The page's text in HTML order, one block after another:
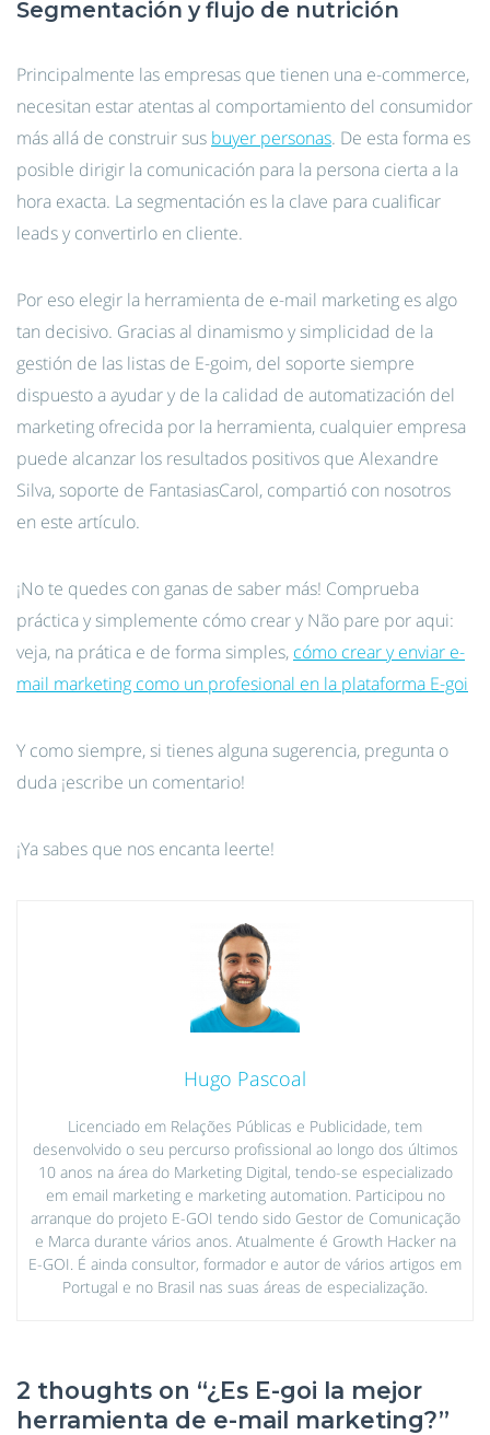
Segmentación y flujo de nutrición
Principalmente las empresas que tienen una e-commerce,
necesitan estar atentas al comportamiento del consumidor
más allá de construir sus buyer personas. De esta forma es
posible dirigir la comunicación para la persona cierta a la
hora exacta. La segmentación es la clave para cualificar
leads y convertirlo en cliente.
Por eso elegir la herramienta de e-mail marketing es algo
tan decisivo. Gracias al dinamismo y simplicidad de la
gestión de las listas de E-goim, del soporte siempre
dispuesto a ayudar y de la calidad de automatización del
marketing ofrecida por la herramienta, cualquier empresa
puede alcanzar los resultados positivos que Alexandre
Silva, soporte de FantasiasCarol, compartió con nosotros
en este artículo.
¡No te quedes con ganas de saber más! Comprueba
práctica y simplemente cómo crear y Não pare por aqui:
veja, na prática e de forma simples, cómo crear y enviar e-
mail marketing como un profesional en la plataforma E-goi
Y como siempre, si tienes alguna sugerencia, pregunta o
duda ¡escribe un comentario!
¡Ya sabes que nos encanta leerte!
Hugo Pascoal
Licenciado em Relações Públicas e Publicidade, tem
desenvolvido o seu percurso profissional ao longo dos últimos
10 anos na área do Marketing Digital, tendo-se especializado
em email marketing e marketing automation. Participou no
arranque do projeto E-GOI tendo sido Gestor de Comunicação
e Marca durante vários anos. Atualmente é Growth Hacker na
E-GOI. É ainda consultor, formador e autor de vários artigos em
Portugal e no Brasil nas suas áreas de especialização.
2 thoughts on “¿Es E-goi la mejor
herramienta de e-mail marketing?”